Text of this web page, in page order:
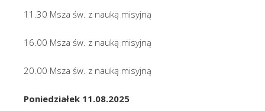
11.30 Msza św. z nauką misyjną
16.00 Msza św. z nauką misyjną
20.00 Msza św. z nauką misyjną
Poniedziałek 11.08.2025